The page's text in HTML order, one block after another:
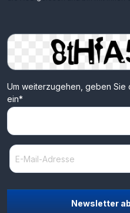
Um weiterzugehen, geben
ein*
Newsletter